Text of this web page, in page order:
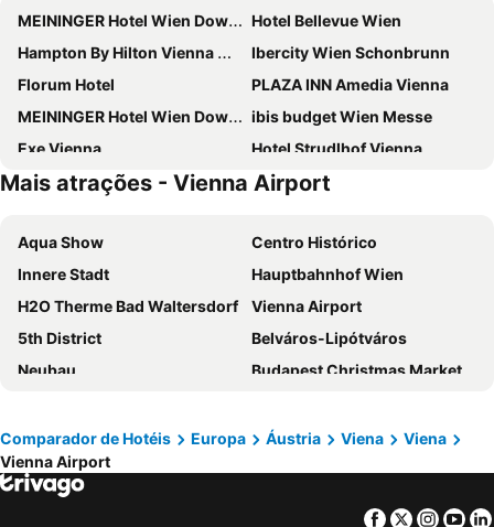
MEININGER Hotel Wien Downtown Franz
Hotel Bellevue Wien
Hampton By Hilton Vienna City West
Ibercity Wien Schonbrunn
Florum Hotel
PLAZA INN Amedia Vienna
MEININGER Hotel Wien Downtown Sissi
ibis budget Wien Messe
Exe Vienna
Hotel Strudlhof Vienna
ibis Wien Mariahilf
H+ Hotel Wien
Appartement-Hotel an der Riemergasse
Melia Vienna
Doubletree by Hilton Vienna Schonbrunn
Hotel Post Wien
a&o Wien Hauptbahnhof
ibis budget Wien Sankt Marx
NH Wien City
Holiday Inn Vienna City By Ihg
ibis Styles Wien Messe Prater
ibis Wien Hauptbahnhof
Hotel Schani Wien Hauptbahnhof
NH Wien Belvedere
Campanile Vienna South
Hotel Enziana Wien
Mais atrações - Vienna Airport
Aqua Show
Centro Histórico
Innere Stadt
Hauptbahnhof Wien
H2O Therme Bad Waltersdorf
Vienna Airport
5th District
Belváros-Lipótváros
Neubau
Budapest Christmas Market
Terézváros
Mariahilf
Basílica de Santo Estêvão
Hofburg
Comparador de Hotéis Europa Áustria Viena
Viena
Vienna Airport
Facebook
Twitter